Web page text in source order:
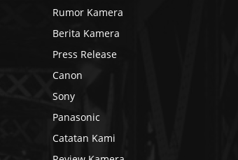
Rumor Kamera
Berita Kamera
Press Release
Canon
Sony
Panasonic
Catatan Kami